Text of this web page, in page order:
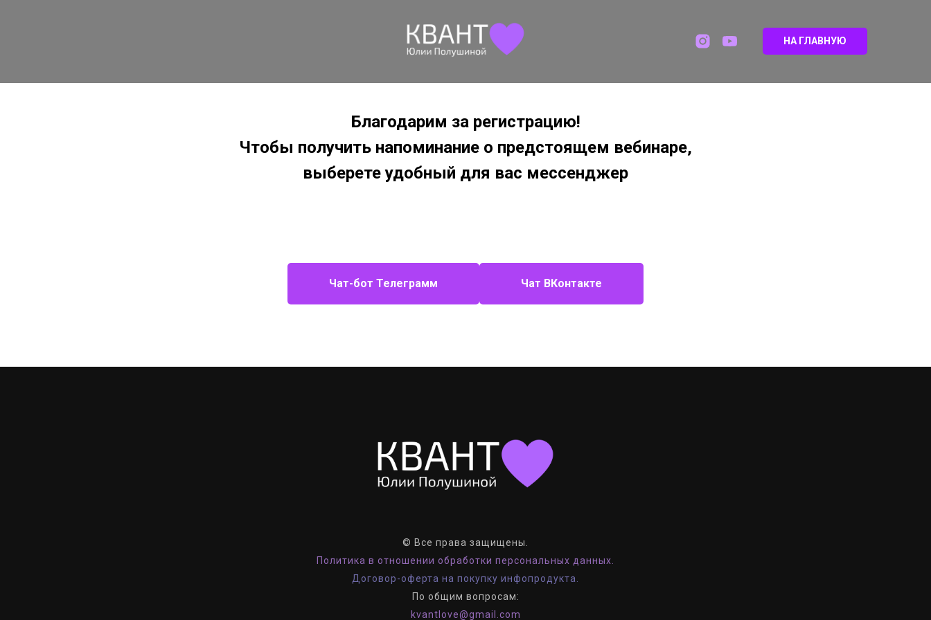
НА ГЛАВНУЮ
Благодарим за регистрацию!
Чтобы получить напоминание о предстоящем вебинаре,
выберете удобный для вас мессенджер
Чат-бот Телеграмм Чат ВКонтакте
© Все права защищены.
Политика в отношении обработки персональных данных.
Договор-оферта на покупку инфопродукта.
По общим вопросам:
kvantlove@gmail.com